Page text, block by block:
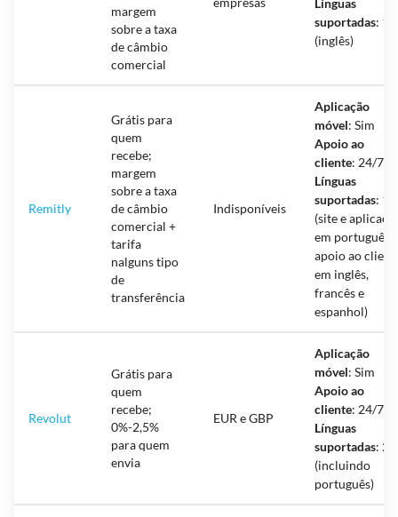
margem
sobre a taxa
de câmbio
comercial
Línguas
suportadas: 1
(inglês)
Remitly
Grátis para
quem
recebe;
margem
sobre a taxa
de câmbio
comercial +
tarifa
nalguns tipo
de
transferência
Indisponíveis
Aplicação
móvel: Sim
Apoio ao
cliente: 24/7
Línguas
suportadas: 15
(site e
em português,
apoio ao
em inglês,
francês e
espanhol)
Revolut
Grátis para
quem
recebe;
0%-2,5%
para quem
envia
EUR e GBP
Aplicação
móvel: Sim
Apoio ao
cliente: 24/7
Línguas
suportadas: 24
(incluindo
português)